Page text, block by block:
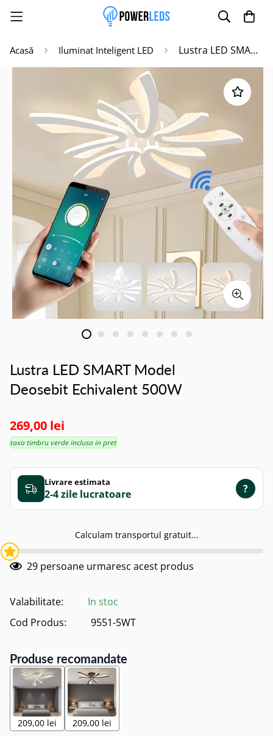
Acasă Iluminat Inteligent LED Lustra LED SMART Model Deosebit Echivalent 500W
Lustra LED SMART Model
Deosebit Echivalent 500W
269,00 lei
taxa timbru verde inclusa in pret
Livrare estimata
2-4 zile ?
Calculam transportul gratuit...
29 persoane urmaresc acest produs
Valabilitate:
In stoc
Cod Produs:
9551-5WT
Produse recomandate
209,00 lei 209,00 lei
Activează notificările